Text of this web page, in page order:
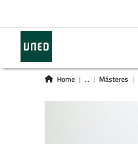
Home ... Másteres